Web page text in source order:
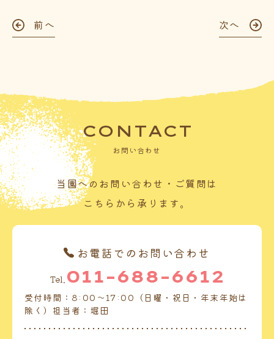
前へ 次へ
CONTACT
お問い合わせ
当園へのお問い合わせ・ご質問は
こちらから承ります。
お電話でのお問い合わせ
Tel. 011-688-6612
受付時間：8:00～17:00（日曜・祝日・年末年始は
除く）担当者：堀田